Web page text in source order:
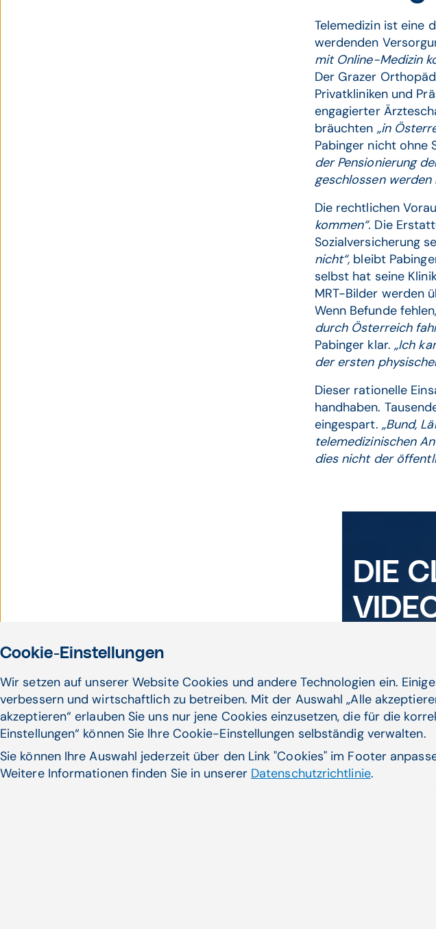
Telemedizin ist eine
werdenden
mit Online-Medizin
Der Grazer
Privatkliniken und
engagierter
bräuchten „in
Pabinger nicht ohne
der Pensionierung
geschlossen werden
Die rechtlichen
kommen“. Die
Sozialversicherung
nicht“, bleibt
selbst hat seine
MRT-Bilder werden
Wenn Befunde
durch Österreich
Pabinger klar. „Ich
der ersten
Dieser rationelle
handhaben.
eingespart. „Bund,
telemedizinischen
dies nicht der
DIE
So erreichen
zu Hause -
gewohnten
ZUM
Cookie-Einstellungen
Wir setzen auf unserer Website Cookies und andere Technologien ein.
verbessern und wirtschaftlich zu betreiben. Mit der Auswahl „Alle
akzeptieren“ erlauben Sie uns nur jene Cookies einzusetzen, die für die
Einstellungen“ können Sie Ihre Cookie-Einstellungen selbständig verwalten.
Sie können Ihre Auswahl jederzeit über den Link "Cookies" im Footer
Weitere Informationen finden Sie in unserer Datenschutzrichtlinie.